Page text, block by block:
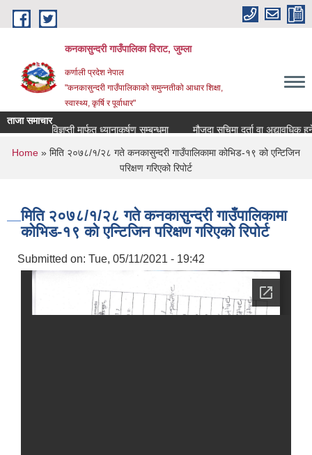
Skip to main content
कनकासुन्दरी गाउँपालिका विराट, जुम्ला
कर्णाली प्रदेश नेपाल
"कनकासुन्दरी गाउँपालिकाको समुन्नतीको आधार शिक्षा,
स्वास्थ्य, कृर्षि र पूर्वाधार"
ताजा समाचार
प्रेस विज्ञप्ती मार्फत ध्यानाकर्षण सम्बन्धमा
मौजुदा सुचिमा दर्ता वा अद्यावधिक हुने
You are here
Home » मिति २०७८/१/२८ गते कनकासुन्दरी गाउँपालिकामा कोभिड-१९ को एन्टिजिन
परिक्षण गरिएको रिपोर्ट
मिति २०७८/१/२८ गते कनकासुन्दरी गाउँपालिकामा
कोभिड-१९ को एन्टिजिन परिक्षण गरिएको रिपोर्ट
Submitted on: Tue, 05/11/2021 - 19:42